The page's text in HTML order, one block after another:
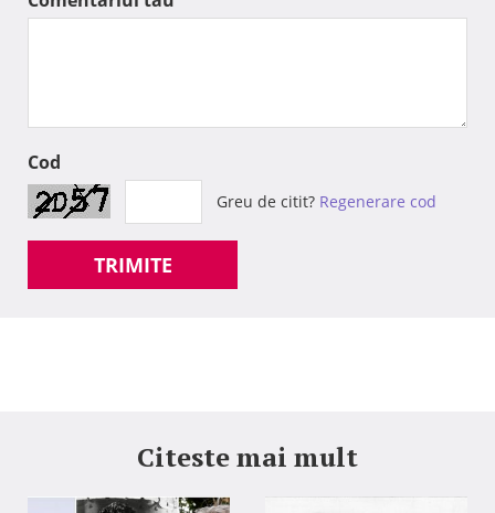
Cod
Greu de citit? Regenerare cod
TRIMITE
Citeste mai mult